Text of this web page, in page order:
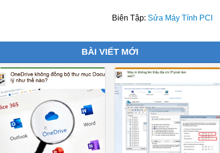
Biên Tập: Sửa Máy Tính PCI
BÀI VIẾT MỚI